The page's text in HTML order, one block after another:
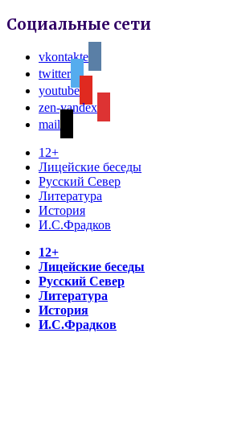
Социальные сети
vkontakte
twitter
youtube
zen-yandex
mail
12+
Лицейские беседы
Русский Север
Литература
История
И.С.Фрадков
12+
Лицейские беседы
Русский Север
Литература
История
И.С.Фрадков